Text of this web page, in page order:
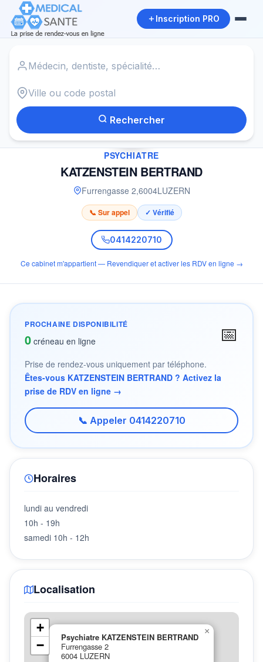
Inscription PRO
Rechercher
✓
PSYCHIATRE
KATZENSTEIN BERTRAND
Furrengasse 2,6004LUZERN
📞 Sur appel ✓ Vérifié
0414220710
Ce cabinet m'appartient — Revendiquer et activer les RDV en ligne →
PROCHAINE DISPONIBILITÉ
0 créneau en ligne 📅
Prise de rendez-vous uniquement par téléphone.
Êtes-vous KATZENSTEIN BERTRAND ? Activez la
prise de RDV en ligne →
📞 Appeler 0414220710
Horaires
lundi au vendredi
10h - 19h
samedi 10h - 12h
Localisation
Psychiatre KATZENSTEIN BERTRAND
Furrengasse 2
6004 LUZERN
×
+
−